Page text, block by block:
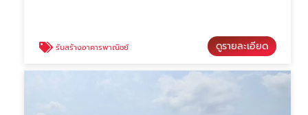
รับสร้างอาคารพาณิชย์ ดูรายละเอียด